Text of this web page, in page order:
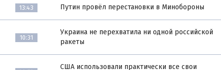
13:43 Путин провёл перестановки в Минобороны
10:31
Украина не перехватила ни одной российской
ракеты
США использовали практически все свои